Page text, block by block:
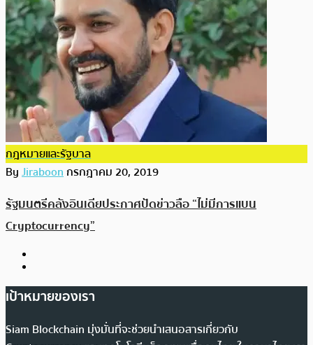
กฎหมายและรัฐบาล
ByJiraboonกรกฎาคม 20, 2019
รัฐมนตรีคลังอินเดียประกาศปัดข่าวลือ “ไม่มีการแบน
Cryptocurrency”
เป้าหมายของเรา
Siam Blockchain มุ่งมั่นที่จะช่วยนำเสนอสารเกี่ยวกับ